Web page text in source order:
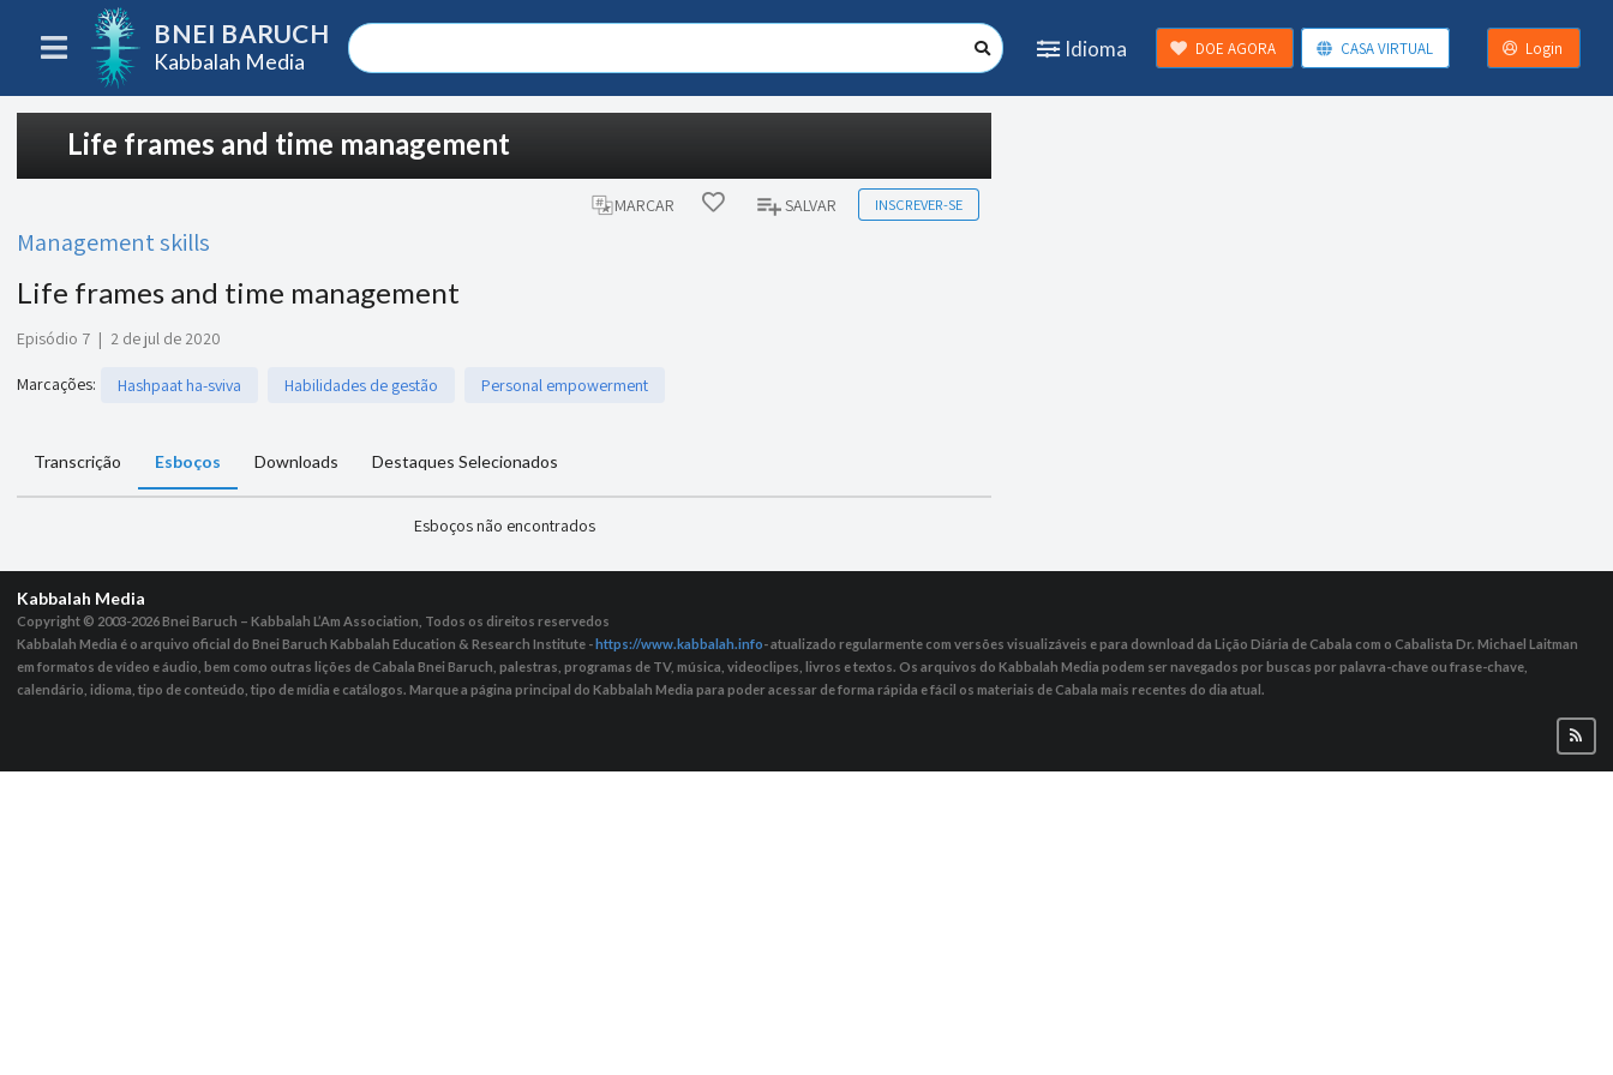
BNEI BARUCH
Kabbalah Media
Idioma DOE AGORA CASA VIRTUAL Login
Life frames and time management
MARCAR SALVAR INSCREVER-SE
Management skills
Life frames and time management
Episódio 7 | 2 de jul de 2020
Marcações: Hashpaat ha-sviva Habilidades de gestão Personal empowerment
Transcrição Esboços Downloads Destaques Selecionados
Esboços não encontrados
Kabbalah Media
Copyright © 2003-2026Bnei Baruch – Kabbalah L’Am Association, Todos os direitos reservedos
Kabbalah Media é o arquivo oficial do Bnei Baruch Kabbalah Education & Research Institute -https://www.kabbalah.info- atualizado regularmente com versões visualizáveis ​​e para download da Lição Diária de Cabala com o Cabalista Dr. Michael Laitman
em formatos de vídeo e áudio, bem como outras lições de Cabala Bnei Baruch, palestras, programas de TV, música, videoclipes, livros e textos. Os arquivos do Kabbalah Media podem ser navegados por buscas por palavra-chave ou frase-chave,
calendário, idioma, tipo de conteúdo, tipo de mídia e catálogos. Marque a página principal do Kabbalah Media para poder acessar de forma rápida e fácil os materiais de Cabala mais recentes do dia atual.